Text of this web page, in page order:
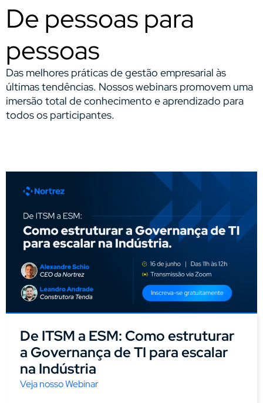
De pessoas para
pessoas
Das melhores práticas de gestão empresarial às
últimas tendências. Nossos webinars promovem uma
imersão total de conhecimento e aprendizado para
todos os participantes.
De ITSM a ESM: Como estruturar
a Governança de TI para escalar
na Indústria
Veja nosso Webinar